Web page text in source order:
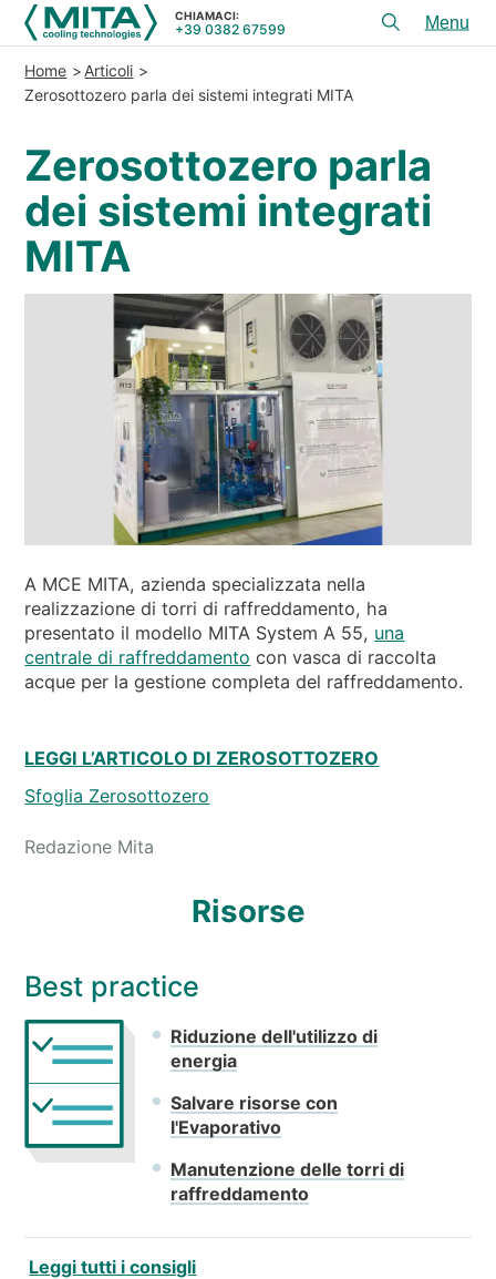
REFERENZE
NEWS & EVENTI
CHI SIAMO
SOSTENIBILITÀ
ARTICOLI TECNICI
AREA RISERVATA
CHIAMACI:
+39 0382 67599
menu
PRODOTTI
SERVIZI E CONSULENZA
SERVICE
RISORSE
CONTATTI
+39 0382 67599
Home
Articoli
Zerosottozero parla dei sistemi integrati MITA
Zerosottozero parla
dei sistemi integrati
MITA
A MCE MITA, azienda specializzata nella
realizzazione di torri di raffreddamento, ha
presentato il modello MITA System A 55, una
centrale di raffreddamento con vasca di raccolta
acque per la gestione completa del raffreddamento.
LEGGI L’ARTICOLO DI ZEROSOTTOZERO
Sfoglia Zerosottozero
Redazione Mita
Risorse
Best practice
Riduzione dell'utilizzo di
energia
Salvare risorse con
l'Evaporativo
Manutenzione delle torri di
raffreddamento
Leggi tutti i consigli